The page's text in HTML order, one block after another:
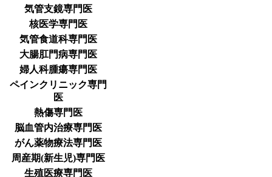
気管支鏡専門医
核医学専門医
気管食道科専門医
大腸肛門病専門医
婦人科腫瘍専門医
ペインクリニック専門
医
熱傷専門医
脳血管内治療専門医
がん薬物療法専門医
周産期(新生児)専門医
生殖医療専門医